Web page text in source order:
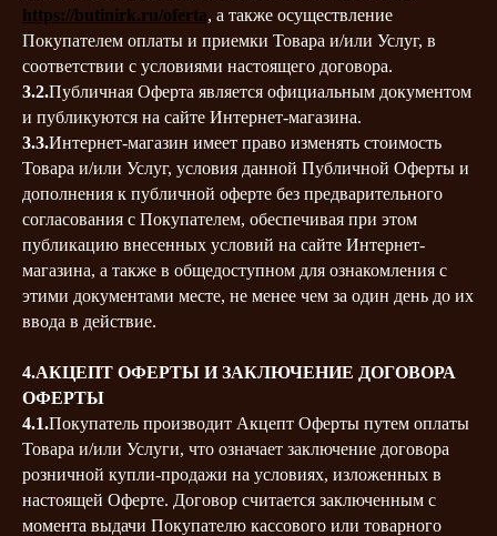
https://butinirk.ru/oferta, а также осуществление
Покупателем оплаты и приемки Товара и/или Услуг, в
соответствии с условиями настоящего договора.
3.2.Публичная Оферта является официальным документом
и публикуются на сайте Интернет-магазина.
3.3.Интернет-магазин имеет право изменять стоимость
Товара и/или Услуг, условия данной Публичной Оферты и
дополнения к публичной оферте без предварительного
согласования с Покупателем, обеспечивая при этом
публикацию внесенных условий на сайте Интернет-
магазина, а также в общедоступном для ознакомления с
этими документами месте, не менее чем за один день до их
ввода в действие.
4.АКЦЕПТ ОФЕРТЫ И ЗАКЛЮЧЕНИЕ ДОГОВОРА
ОФЕРТЫ
4.1.Покупатель производит Акцепт Оферты путем оплаты
Товара и/или Услуги, что означает заключение договора
розничной купли-продажи на условиях, изложенных в
настоящей Оферте. Договор считается заключенным с
момента выдачи Покупателю кассового или товарного